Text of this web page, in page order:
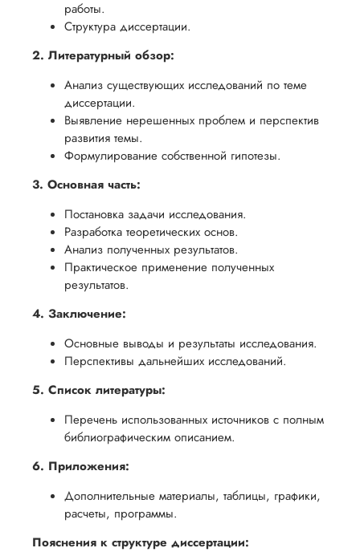
работы.
Структура диссертации.
2. Литературный обзор:
Анализ существующих исследований по теме
диссертации.
Выявление нерешенных проблем и перспектив
развития темы.
Формулирование собственной гипотезы.
3. Основная часть:
Постановка задачи исследования.
Разработка теоретических основ.
Анализ полученных результатов.
Практическое применение полученных
результатов.
4. Заключение:
Основные выводы и результаты исследования.
Перспективы дальнейших исследований.
5. Список литературы:
Перечень использованных источников с полным
библиографическим описанием.
6. Приложения:
Дополнительные материалы, таблицы, графики,
расчеты, программы.
Пояснения к структуре диссертации: